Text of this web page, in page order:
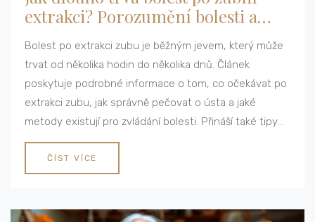
extrakci? Porozumění bolesti a
jejímu zmírňování
Bolest po extrakci zubu je běžným jevem, který může
trvat od několika hodin do několika dnů. Článek
poskytuje podrobné informace o tom, co očekávat po
extrakci zubu, jak správně pečovat o ústa a jaké
metody existují pro zvládání bolesti. Přináší také tipy
na to, co dělat a čeho se vyvarovat po zákroku, aby se
podpořilo rychlé hojení a minimalizovala bolest.
ČÍST VÍCE